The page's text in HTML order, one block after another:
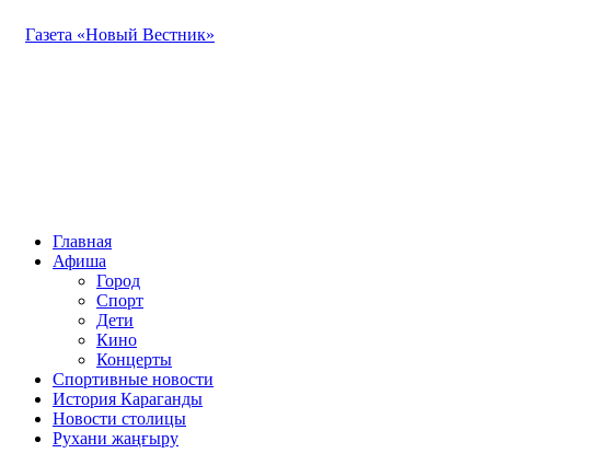
Газета «Новый Вестник»
Главная
Афиша
Город
Спорт
Дети
Кино
Концерты
Спортивные новости
История Караганды
Новости столицы
Рухани жаңғыру